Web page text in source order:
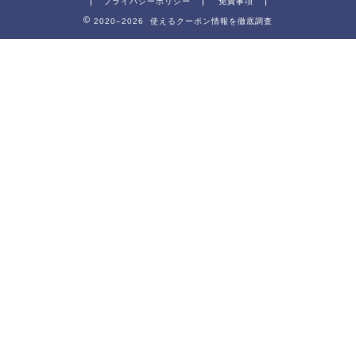
2020–2026 使えるクーポン情報を徹底調査